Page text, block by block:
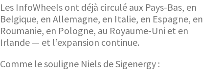
Les InfoWheels ont déjà circulé aux Pays-Bas, en
Belgique, en Allemagne, en Italie, en Espagne, en
Roumanie, en Pologne, au Royaume-Uni et en
Irlande — et l’expansion continue.
Comme le souligne Niels de Sigenergy :